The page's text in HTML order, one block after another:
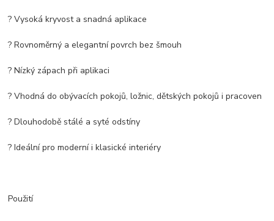
? Vysoká kryvost a snadná aplikace
? Rovnoměrný a elegantní povrch bez šmouh
? Nízký zápach při aplikaci
? Vhodná do obývacích pokojů, ložnic, dětských pokojů i pracoven
? Dlouhodobě stálé a syté odstíny
? Ideální pro moderní i klasické interiéry
Použití